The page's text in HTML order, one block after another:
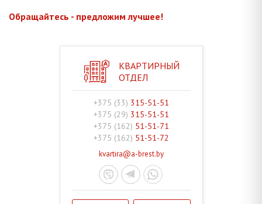
Обращайтесь - предложим лучшее!
КВАРТИРНЫЙ
ОТДЕЛ
+375 (33) 315-51-51
+375 (29) 315-51-51
+375 (162) 51-51-71
+375 (162) 51-51-72
kvartira@a-brest.by